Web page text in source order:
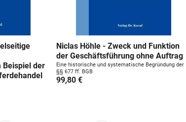
Beispiel der
Niclas Höhle - Zweck und Funktion
der Geschäftsführung ohne Auftrag
Eine historische und systematische Begründung der
§§ 677 ff. BGB
99,80 €